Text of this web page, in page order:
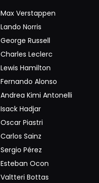
Max Verstappen
Lando Norris
George Russell
Charles Leclerc
Lewis Hamilton
Fernando Alonso
Andrea Kimi Antonelli
Isack Hadjar
Oscar Piastri
Carlos Sainz
Sergio Pérez
Esteban Ocon
Valtteri Bottas